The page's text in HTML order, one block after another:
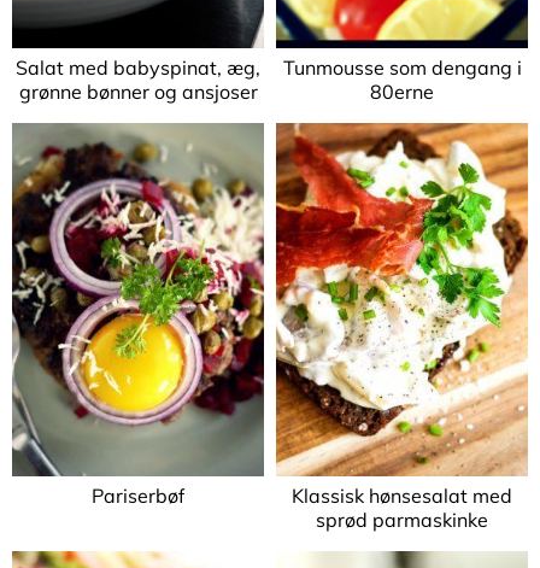
Salat med babyspinat, æg,
grønne bønner og ansjoser
Tunmousse som dengang i
80erne
Pariserbøf
Klassisk hønsesalat med
sprød parmaskinke